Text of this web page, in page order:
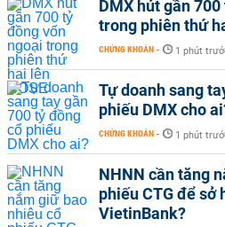
DMX hút gần
trong phiên thứ
CHỨNG KHOÁN - 1 phút
Tự doanh sang
phiếu DMX cho
CHỨNG KHOÁN - 1 phút
NHNN cần tăng
phiếu CTG để sở
VietinBank?